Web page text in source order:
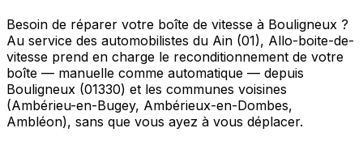
Besoin de réparer votre boîte de vitesse à Bouligneux ?
Au service des automobilistes du Ain (01), Allo-boite-de-
vitesse prend en charge le reconditionnement de votre
boîte — manuelle comme automatique — depuis
Bouligneux (01330) et les communes voisines
(Ambérieu-en-Bugey, Ambérieux-en-Dombes,
Ambléon), sans que vous ayez à vous déplacer.